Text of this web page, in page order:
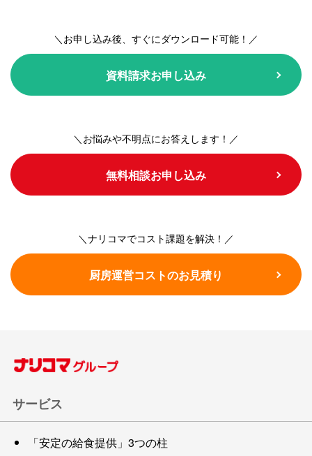
＼お申し込み後、すぐにダウンロード可能！／
資料請求お申し込み
＼お悩みや不明点にお答えします！／
無料相談お申し込み
＼ナリコマでコスト課題を解決！／
厨房運営コストのお見積り
サービス
「安定の給食提供」3つの柱